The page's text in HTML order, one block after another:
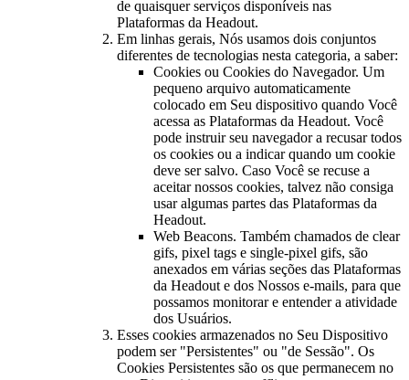
de quaisquer serviços disponíveis nas
Plataformas da Headout.
Em linhas gerais, Nós usamos dois conjuntos
diferentes de tecnologias nesta categoria, a saber:
Cookies ou Cookies do Navegador. Um
pequeno arquivo automaticamente
colocado em Seu dispositivo quando Você
acessa as Plataformas da Headout. Você
pode instruir seu navegador a recusar todos
os cookies ou a indicar quando um cookie
deve ser salvo. Caso Você se recuse a
aceitar nossos cookies, talvez não consiga
usar algumas partes das Plataformas da
Headout.
Web Beacons. Também chamados de clear
gifs, pixel tags e single-pixel gifs, são
anexados em várias seções das Plataformas
da Headout e dos Nossos e-mails, para que
possamos monitorar e entender a atividade
dos Usuários.
Esses cookies armazenados no Seu Dispositivo
podem ser "Persistentes" ou "de Sessão". Os
Cookies Persistentes são os que permanecem no